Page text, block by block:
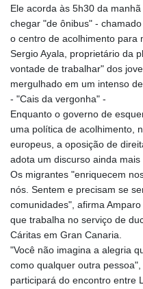
Ele acorda às 5h30 da
chegar "de ônibus" -
o centro de acolhimento para
Sergio Ayala, proprietário da
vontade de trabalhar" dos
mergulhado em um intenso
- "Cais da vergonha" -
Enquanto o governo de
uma política de acolhimento,
europeus, a oposição de
adota um discurso ainda mais
Os migrantes "enriquecem
nós. Sentem e precisam se
comunidades", afirma
que trabalha no serviço de
Cáritas em Gran Canaria.
"Você não imagina a alegria
como qualquer outra
participará do encontro entre